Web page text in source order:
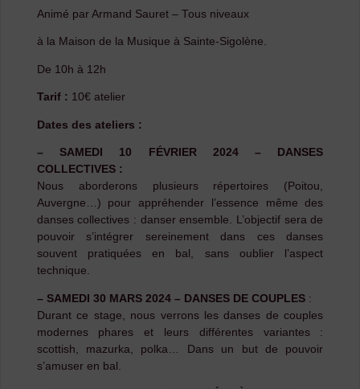
Animé par Armand Sauret – Tous niveaux
à la Maison de la Musique à Sainte-Sigolène.
De 10h à 12h
Tarif : 10€ atelier
Dates des ateliers :
– SAMEDI 10 FÉVRIER 2024 – DANSES
COLLECTIVES :
Nous aborderons plusieurs répertoires (Poitou,
Auvergne…) pour appréhender l’essence même des
danses collectives : danser ensemble. L’objectif sera de
pouvoir s’intégrer sereinement dans ces danses
souvent pratiquées en bal, sans oublier l’aspect
technique.
– SAMEDI 30 MARS 2024 – DANSES DE COUPLES:
Durant ce stage, nous verrons les danses de couples
modernes phares et leurs différentes variantes :
scottish, mazurka, polka… Dans un but de pouvoir
s’amuser en bal.